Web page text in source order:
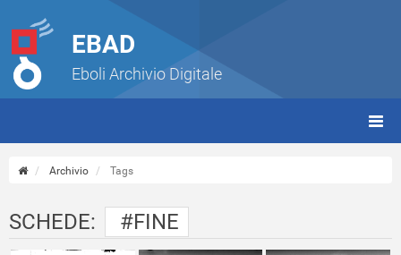
EBAD
Eboli Archivio Digitale
Archivio Tags
SCHEDE: #FINE